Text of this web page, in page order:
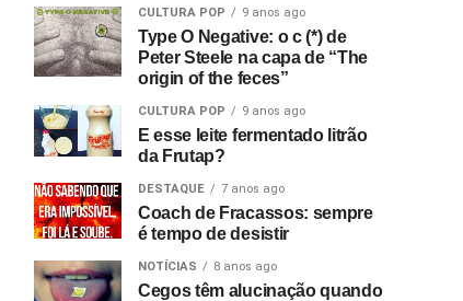
CULTURA POP 9 anos ago
Type O Negative: o c (*) de
Peter Steele na capa de “The
origin of the feces”
CULTURA POP 9 anos ago
E esse leite fermentado litrão
da Frutap?
DESTAQUE 7 anos ago
Coach de Fracassos: sempre
é tempo de desistir
NOTÍCIAS 8 anos ago
Cegos têm alucinação quando